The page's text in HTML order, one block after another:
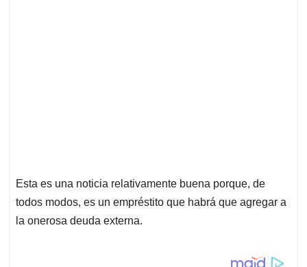
Esta es una noticia relativamente buena porque, de
todos modos, es un empréstito que habrá que agregar a
la onerosa deuda externa.